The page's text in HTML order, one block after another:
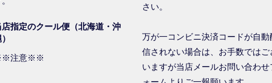
店指定のクール便（北海道・沖
注意※※
さい。
万が一コンビニ決済コードが自動
信されない場合は、お手数ではご
いますが当店メールお問い合わせ